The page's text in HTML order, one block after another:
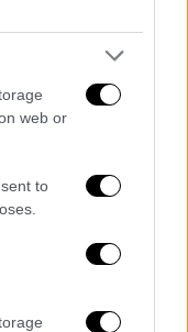
web or
to
και